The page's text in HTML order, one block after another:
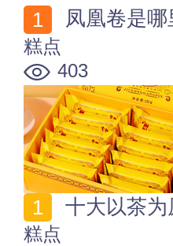
凤凰卷是
糕点
403
十大以茶
糕点